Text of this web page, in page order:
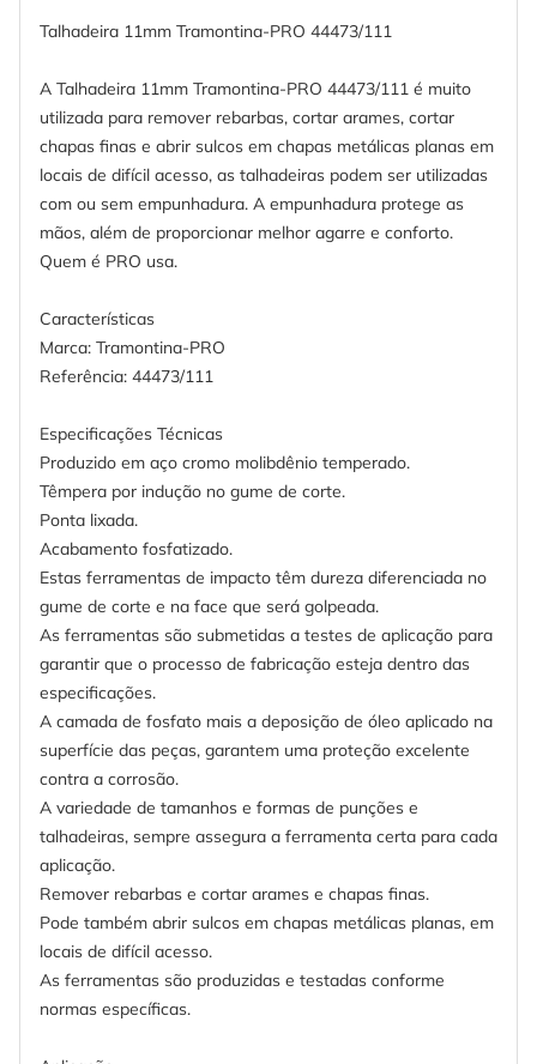
Talhadeira 11mm Tramontina-PRO 44473/111
A Talhadeira 11mm Tramontina-PRO 44473/111 é muito
utilizada para remover rebarbas, cortar arames, cortar
chapas finas e abrir sulcos em chapas metálicas planas em
locais de difícil acesso, as talhadeiras podem ser utilizadas
com ou sem empunhadura. A empunhadura protege as
mãos, além de proporcionar melhor agarre e conforto.
Quem é PRO usa.
Características
Marca: Tramontina-PRO
Referência: 44473/111
Especificações Técnicas
Produzido em aço cromo molibdênio temperado.
Têmpera por indução no gume de corte.
Ponta lixada.
Acabamento fosfatizado.
Estas ferramentas de impacto têm dureza diferenciada no
gume de corte e na face que será golpeada.
As ferramentas são submetidas a testes de aplicação para
garantir que o processo de fabricação esteja dentro das
especificações.
A camada de fosfato mais a deposição de óleo aplicado na
superfície das peças, garantem uma proteção excelente
contra a corrosão.
A variedade de tamanhos e formas de punções e
talhadeiras, sempre assegura a ferramenta certa para cada
aplicação.
Remover rebarbas e cortar arames e chapas finas.
Pode também abrir sulcos em chapas metálicas planas, em
locais de difícil acesso.
As ferramentas são produzidas e testadas conforme
normas específicas.